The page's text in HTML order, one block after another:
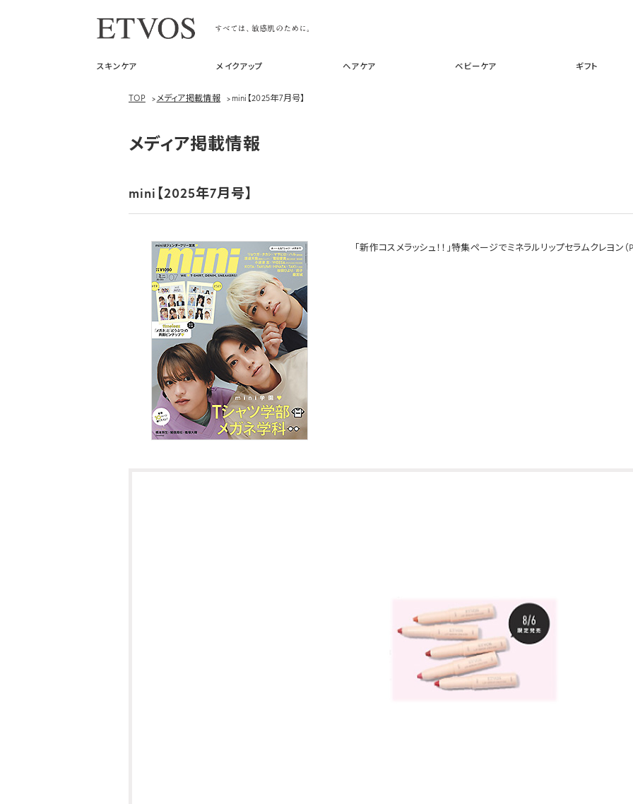
スキンケア メイクアップ ヘアケア ベビーケア ギフト
TOP >メディア掲載情報 > mini【2025年7月号】
メディア掲載情報
mini【2025年7月号】
「新作コスメラッシュ！！」特集ページでミネラルリップセラムクレヨン（